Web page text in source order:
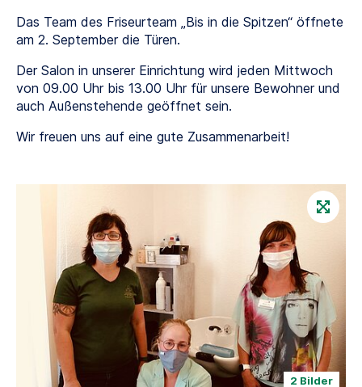
Das Team des Friseurteam „Bis in die Spitzen“ öffnete
am 2. September die Türen.
Der Salon in unserer Einrichtung wird jeden Mittwoch
von 09.00 Uhr bis 13.00 Uhr für unsere Bewohner und
auch Außenstehende geöffnet sein.
Wir freuen uns auf eine gute Zusammenarbeit!
2 Bilder